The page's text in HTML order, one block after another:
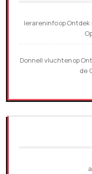
lerareninfoopOntdek
Donnell vluchtenop
de